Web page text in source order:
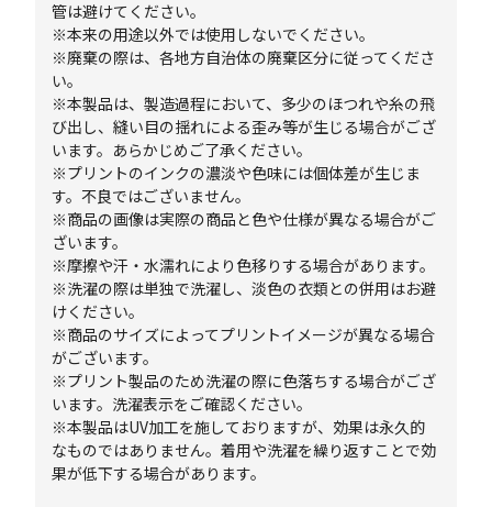
管は避けてください。
※本来の用途以外では使用しないでください。
※廃棄の際は、各地方自治体の廃棄区分に従ってくださ
い。
※本製品は、製造過程において、多少のほつれや糸の飛
び出し、縫い目の揺れによる歪み等が生じる場合がござ
います。あらかじめご了承ください。
※プリントのインクの濃淡や色味には個体差が生じま
す。不良ではございません。
※商品の画像は実際の商品と色や仕様が異なる場合がご
ざいます。
※摩擦や汗・水濡れにより色移りする場合があります。
※洗濯の際は単独で洗濯し、淡色の衣類との併用はお避
けください。
※商品のサイズによってプリントイメージが異なる場合
がございます。
※プリント製品のため洗濯の際に色落ちする場合がござ
います。洗濯表示をご確認ください。
※本製品はUV加工を施しておりますが、効果は永久的
なものではありません。着用や洗濯を繰り返すことで効
果が低下する場合があります。